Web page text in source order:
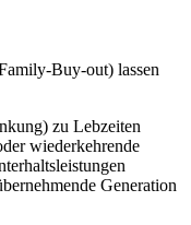
Buy-out) lassen
zu Lebzeiten
wiederkehrende
Generation